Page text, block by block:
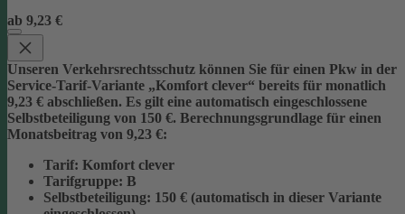
ab 9,23 €
Unseren Verkehrsrechtsschutz können Sie für einen Pkw in der
Service-Tarif-Variante „Komfort clever“ bereits für monatlich
9,23 € abschließen. Es gilt eine automatisch eingeschlossene
Selbstbeteiligung von 150 €. Berechnungsgrundlage für einen
Monatsbeitrag von 9,23 €:
Tarif: Komfort clever
Tarifgruppe: B
Selbstbeteiligung: 150 € (automatisch in dieser Variante